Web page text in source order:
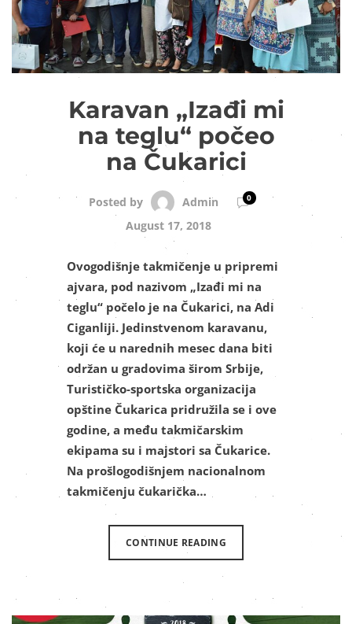
Karavan „Izađi mi
na teglu“ počeo
na Čukarici
Posted by Admin 0
August 17, 2018
Ovogodišnje takmičenje u pripremi
ajvara, pod nazivom „Izađi mi na
teglu“ počelo je na Čukarici, na Adi
Ciganliji. Jedinstvenom karavanu,
koji će u narednih mesec dana biti
održan u gradovima širom Srbije,
Turističko-sportska organizacija
opštine Čukarica pridružila se i ove
godine, a među takmičarskim
ekipama su i majstori sa Čukarice.
Na prošlogodišnjem nacionalnom
takmičenju čukarička…
CONTINUE READING